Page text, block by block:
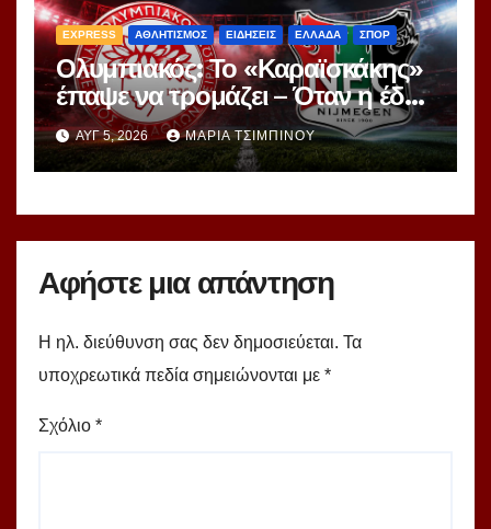
EXPRESS ΑΘΛΗΤΙΣΜΟΣ ΕΙΔΗΣΕΙΣ ΕΛΛΑΔΑ ΣΠΟΡ
Ολυμπιακός: Το «Καραϊσκάκης»
έπαψε να τρομάζει – Όταν η έδρα
μετατρέπεται σε πρόβλημα
ΑΥΓ 5, 2026 ΜΑΡΊΑ ΤΣΙΜΠΙΝΟΎ
Αφήστε μια απάντηση
Η ηλ. διεύθυνση σας δεν δημοσιεύεται. Τα
υποχρεωτικά πεδία σημειώνονται με *
Σχόλιο *